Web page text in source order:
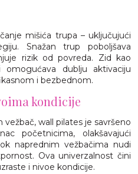
mišića trupa – uključujući
Snažan trup poboljšava
rizik od povreda. Zid kao
dublju aktivaciju
i bezbednom.
kondicije
wall pilates je savršeno
početnicima, olakšavajući
naprednim vežbačima nudi
Ova univerzalnost čini
i nivoe kondicije.